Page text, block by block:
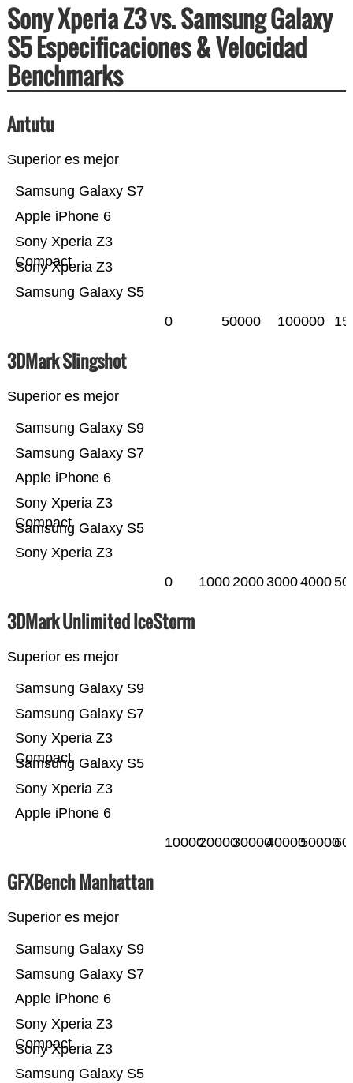
Sony Xperia Z3 vs. Samsung Galaxy
S5 Especificaciones & Velocidad
Benchmarks
Antutu
Superior es mejor
Samsung Galaxy S5
Sony Xperia Z3
Sony Xperia Z3
Compact
Apple iPhone 6
Samsung Galaxy S7
0 50000 100000
3DMark Slingshot
Superior es mejor
Sony Xperia Z3
Samsung Galaxy S5
Sony Xperia Z3
Compact
Apple iPhone 6
Samsung Galaxy S7
Samsung Galaxy S9
0 1000200030004000
3DMark Unlimited IceStorm
Superior es mejor
Apple iPhone 6
Sony Xperia Z3
Samsung Galaxy S5
Sony Xperia Z3
Compact
Samsung Galaxy S7
Samsung Galaxy S9
1000020000300004000050000
GFXBench Manhattan
Superior es mejor
Samsung Galaxy S5
Sony Xperia Z3
Sony Xperia Z3
Compact
Apple iPhone 6
Samsung Galaxy S7
Samsung Galaxy S9